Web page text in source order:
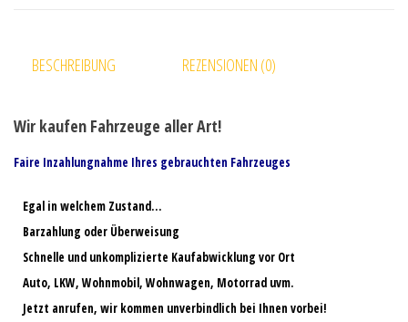
BESCHREIBUNG REZENSIONEN (0)
Wir kaufen Fahrzeuge aller Art!
Faire Inzahlungnahme Ihres gebrauchten Fahrzeuges
Egal in welchem Zustand…
Barzahlung oder Überweisung
Schnelle und unkomplizierte Kaufabwicklung vor Ort
Auto, LKW, Wohnmobil, Wohnwagen, Motorrad uvm.
Jetzt anrufen, wir kommen unverbindlich bei Ihnen vorbei!